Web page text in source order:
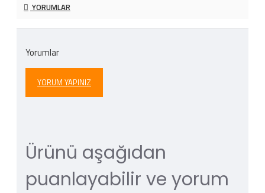
YORUMLAR
Yorumlar
YORUM YAPINIZ
Ürünü aşağıdan
puanlayabilir ve yorum